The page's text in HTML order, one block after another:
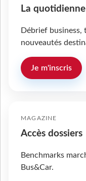
La
Débrief
nouveautés
Je m'inscris
MAGAZINE
Accès dossiers
Benchmarks
Bus&Car.